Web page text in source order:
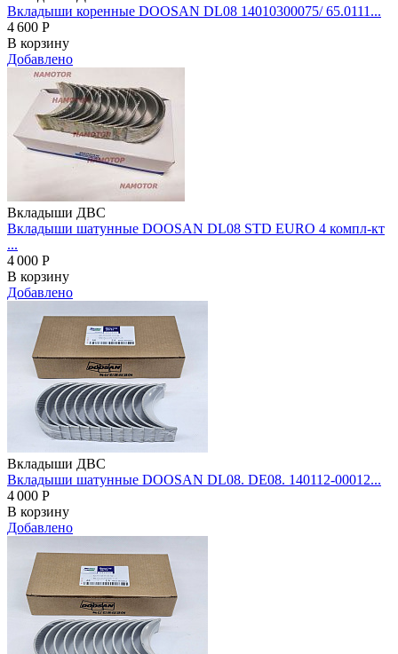
Вкладыши коренные DOOSAN DL08 14010300075/ 65.0111...
4 600 Р
В корзину
Добавлено
Вкладыши ДВС
Вкладыши шатунные DOOSAN DL08 STD EURO 4 компл-кт
...
4 000 Р
В корзину
Добавлено
Вкладыши ДВС
Вкладыши шатунные DOOSAN DL08. DE08. 140112-00012...
4 000 Р
В корзину
Добавлено